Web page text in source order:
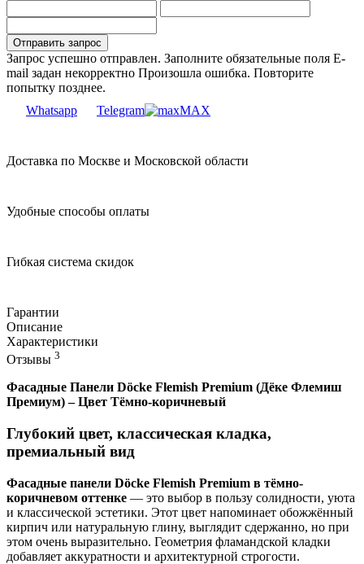
Запрос успешно отправлен. Заполните обязательные поля E-
mail задан некорректно Произошла ошибка. Повторите
попытку позднее.
Whatsapp
Telegram MAX
Доставка по Москве и Московской области
Удобные способы оплаты
Гибкая система скидок
Гарантии
Описание
Характеристики
Отзывы 3
Фасадные Панели Döcke Flemish Premium (Дёке Флемиш
Премиум) – Цвет Тёмно-коричневый
Глубокий цвет, классическая кладка,
премиальный вид
Фасадные панели Döcke Flemish Premium в тёмно-
коричневом оттенке — это выбор в пользу солидности, уюта
и классической эстетики. Этот цвет напоминает обожжённый
кирпич или натуральную глину, выглядит сдержанно, но при
этом очень выразительно. Геометрия фламандской кладки
добавляет аккуратности и архитектурной строгости.